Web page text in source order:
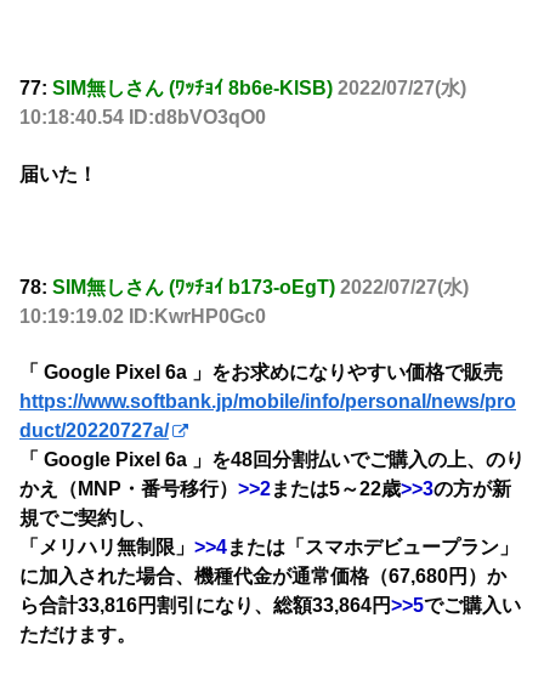
77: SIM無しさん (ﾜｯﾁｮｲ 8b6e-KlSB) 2022/07/27(水)
10:18:40.54 ID:d8bVO3qO0
届いた！
78: SIM無しさん (ﾜｯﾁｮｲ b173-oEgT) 2022/07/27(水)
10:19:19.02 ID:KwrHP0Gc0
「 Google Pixel 6a 」をお求めになりやすい価格で販売
https://www.softbank.jp/mobile/info/personal/news/pro
duct/20220727a/
「 Google Pixel 6a 」を48回分割払いでご購入の上、のり
かえ（MNP・番号移行） >>2または5～22歳>>3の方が新
規でご契約し、
「メリハリ無制限」 >>4または「スマホデビュープラン」
に加入された場合、機種代金が通常価格（67,680円）か
ら合計33,816円割引になり、総額33,864円>>5でご購入い
ただけます。